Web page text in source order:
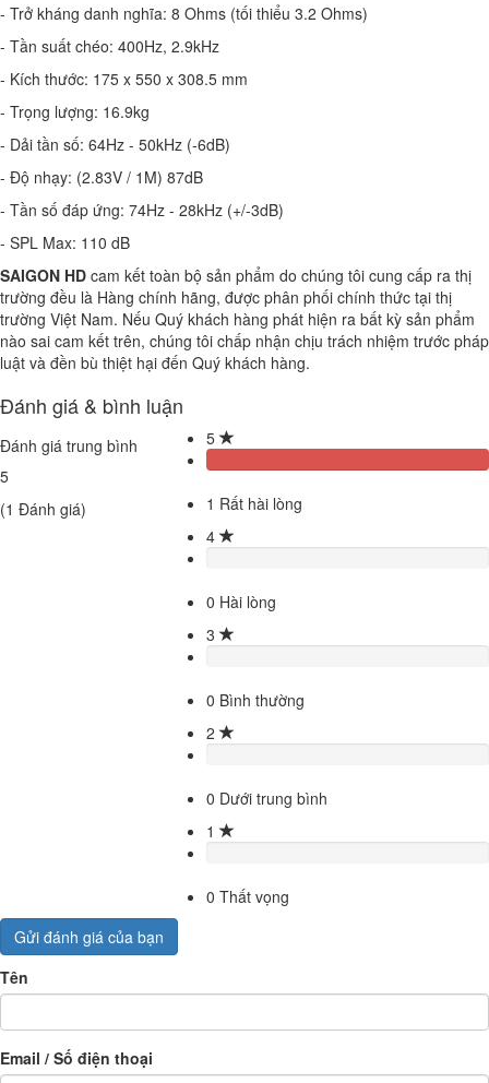
- Trở kháng danh nghĩa: 8 Ohms (tối thiểu 3.2 Ohms)
- Tần suất chéo: 400Hz, 2.9kHz
- Kích thước: 175 x 550 x 308.5 mm
- Trọng lượng: 16.9kg
- Dải tần số: 64Hz - 50kHz (-6dB)
- Độ nhạy: (2.83V / 1M) 87dB
- Tần số đáp ứng: 74Hz - 28kHz (+/-3dB)
- SPL Max: 110 dB
SAIGON HD cam kết toàn bộ sản phẩm do chúng tôi cung cấp ra thị
trường đều là Hàng chính hãng, được phân phối chính thức tại thị
trường Việt Nam. Nếu Quý khách hàng phát hiện ra bất kỳ sản phẩm
nào sai cam kết trên, chúng tôi chấp nhận chịu trách nhiệm trước pháp
luật và đền bù thiệt hại đến Quý khách hàng.
Đánh giá & bình luận
Đánh giá trung bình
5
(1 Đánh giá)
5
1 Rất hài lòng
4
0 Hài lòng
3
0 Bình thường
2
0 Dưới trung bình
1
0 Thất vọng
Gửi đánh giá của bạn
Tên
Email / Số điện thoại